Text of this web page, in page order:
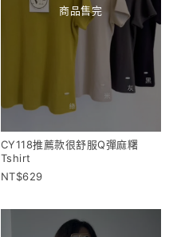
商品售完
CY118推薦款很舒服Q彈麻糬
Tshirt
629